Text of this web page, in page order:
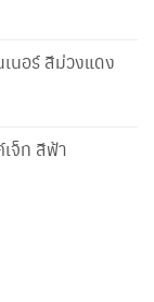
นอร์ สีม่วงแดง
จ็ท สีฟ้า